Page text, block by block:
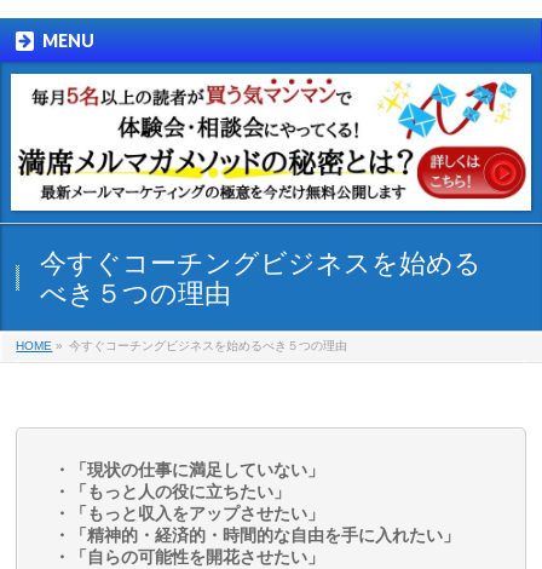
MENU
今すぐコーチングビジネスを始める
べき５つの理由
HOME » 今すぐコーチングビジネスを始めるべき５つの理由
・「現状の仕事に満足していない」
・「もっと人の役に立ちたい」
・「もっと収入をアップさせたい」
・「精神的・経済的・時間的な自由を手に入れたい」
・「自らの可能性を開花させたい」